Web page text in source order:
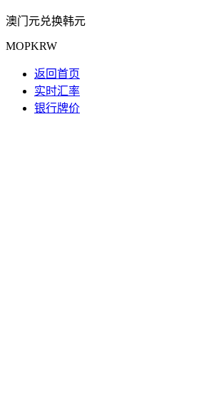
澳门元兑换韩元
MOPKRW
返回首页
实时汇率
银行牌价